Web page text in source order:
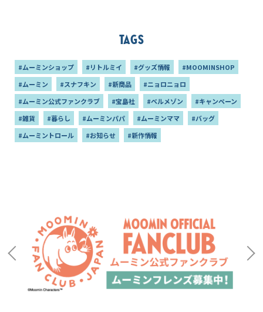
Tags
#ムーミンショップ #リトルミイ #グッズ情報
#MOOMINSHOP
#ムーミン
#スナフキン #新商品
#ニョロニョロ
#ムーミン公式ファンクラブ
#宝島社 #ベルメゾン
#キャンペーン
#雑貨
#暮らし #ムーミンパパ #ムーミンママ
#バッグ
#ムーミントロール
#お知らせ #新作情報